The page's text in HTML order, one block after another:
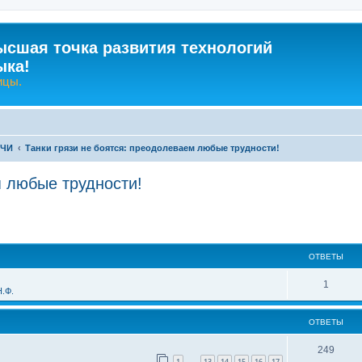
точка развития технологий
Танки грязи не боятся: преодолеваем любые трудности!
любые трудности!
ОТВЕТЫ
1
т
в
е
ОТВЕТЫ
249О